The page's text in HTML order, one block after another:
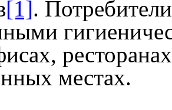
[1].
местах.